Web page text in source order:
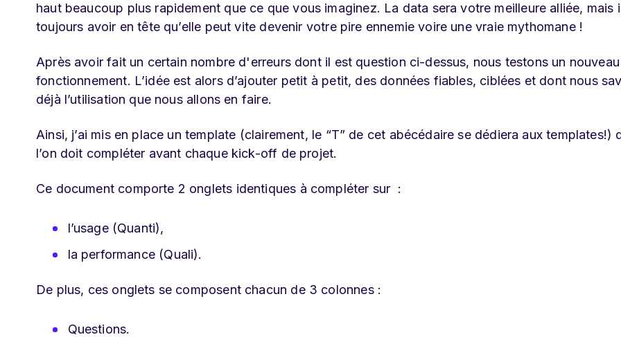
haut beaucoup plus rapidement que ce que vous imaginez. La data sera votre meilleure alliée, mais
toujours avoir en tête qu’elle peut vite devenir votre pire ennemie voire une vraie mythomane !
Après avoir fait un certain nombre d'erreurs dont il est question ci-dessus, nous testons un nouveau
fonctionnement. L’idée est alors d’ajouter petit à petit, des données fiables, ciblées et dont nous
déjà l’utilisation que nous allons en faire.
Ainsi, j’ai mis en place un template (clairement, le “T” de cet abécédaire se dédiera aux templates!)
l’on doit compléter avant chaque kick-off de projet.
Ce document comporte 2 onglets identiques à compléter sur :
l’usage (Quanti),
la performance (Quali).
De plus, ces onglets se composent chacun de 3 colonnes :
Questions.